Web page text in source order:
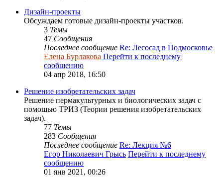
Дизайн-проекты
Обсуждаем готовые дизайн-проекты участков.
3 Темы
47 Сообщения
Последнее сообщение Re: Лесосад в Подмосковье
Елена Бурлакова Перейти к последнему
сообщению
04 апр 2018, 16:50
Решение изобретательских задач
Решение пермакультурных и биологических задач с
помощью ТРИЗ (Теории решения изобретательских
задач).
77 Темы
283 Сообщения
Последнее сообщение Re: Лекция №6
Егор Николаевич Грысь Перейти к последнему
сообщению
01 янв 2021, 00:26